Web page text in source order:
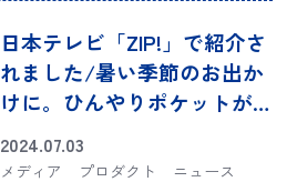
ポーチ「EU.ウィズルー.オスワリネコｰ
A」が、親子時間を楽しむ子育て情報
[…]
日本テレビ「ZIP!」で紹介さ
れました/暑い季節のお出か
けに。ひんやりポケットが
2024.07.03
メディア プロダクト
ニュース